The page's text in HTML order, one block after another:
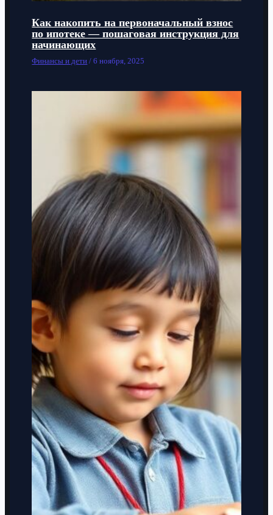
Как накопить на первоначальный взнос
по ипотеке — пошаговая инструкция для
начинающих
Финансы и дети /6 ноября, 2025